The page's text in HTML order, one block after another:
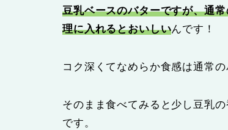
豆乳ベースのバターですが、通
理に入れるとおいしいんです！
コク深くてなめらか食感は通常
そのまま食べてみると少し豆乳
です。